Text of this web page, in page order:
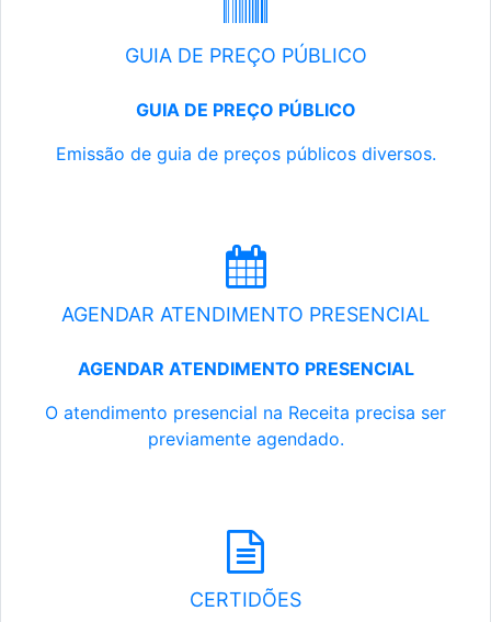
GUIA DE PREÇO PÚBLICO
GUIA DE PREÇO PÚBLICO
Emissão de guia de preços públicos diversos.
AGENDAR ATENDIMENTO PRESENCIAL
AGENDAR ATENDIMENTO PRESENCIAL
O atendimento presencial na Receita precisa ser
previamente agendado.
CERTIDÕES